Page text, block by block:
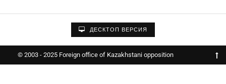
ДЕСКТОП ВЕРСИЯ
© 2003 - 2025 Foreign office of Kazakhstani opposition